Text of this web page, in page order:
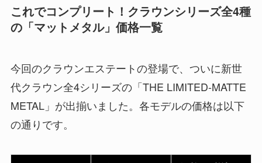
これでコンプリート！クラウンシリーズ全4種
の「マットメタル」価格一覧
今回のクラウンエステートの登場で、ついに新世
代クラウン全4シリーズの「THE LIMITED-MATTE
METAL」が出揃いました。各モデルの価格は以下
の通りです。